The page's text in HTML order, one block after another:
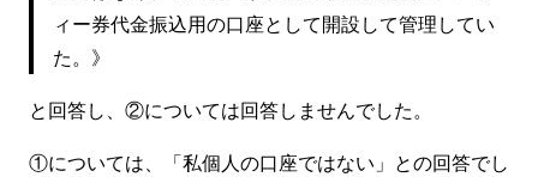
ィー券代金振込用の口座として開設して管理してい
た。》
と回答し、②については回答しませんでした。
①については、「私個人の口座ではない」との回答でし